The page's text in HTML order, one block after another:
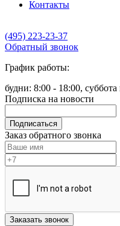
Контакты
(495) 223-23-37
Обратный звонок
График работы:
будни: 8:00 - 18:00,
Подписка на новости
Подписаться
Заказ обратного звонка
Заказать звонок